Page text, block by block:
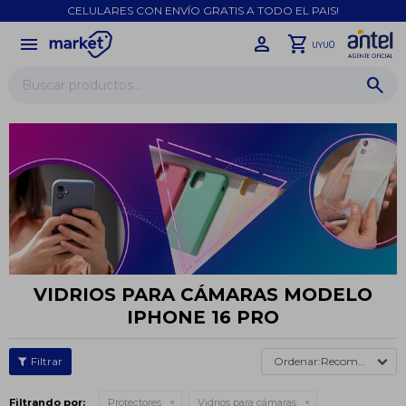
CELULARES CON ENVÍO GRATIS A TODO EL PAIS!
menu UYU0
VIDRIOS PARA CÁMARAS MODELO
IPHONE 16 PRO
Recomendados
Filtrando por: Protectores
Vidrios para cámaras
close